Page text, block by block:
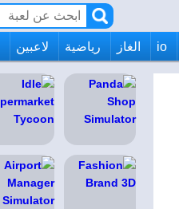
io الغاز رياضية لاعبين